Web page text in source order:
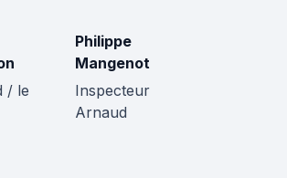
/ le
Philippe
Mangenot
Inspecteur
Arnaud